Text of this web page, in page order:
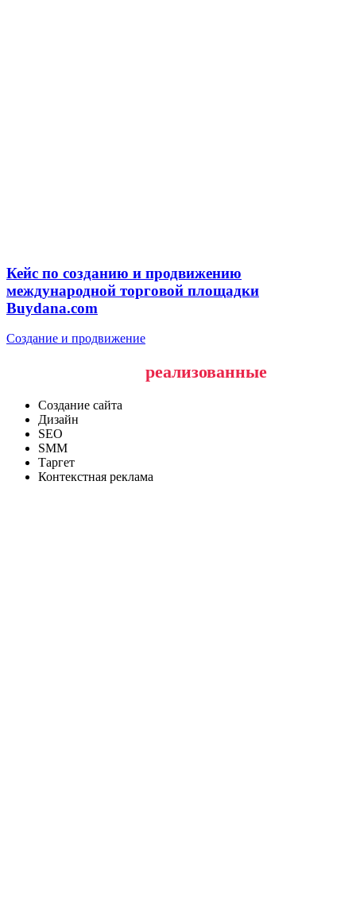
Кейс по созданию и продвижению
международной торговой площадки
Buydana.com
Создание и продвижение
реализованные
Создание сайта
Дизайн
SEO
SMM
Таргет
Контекстная реклама